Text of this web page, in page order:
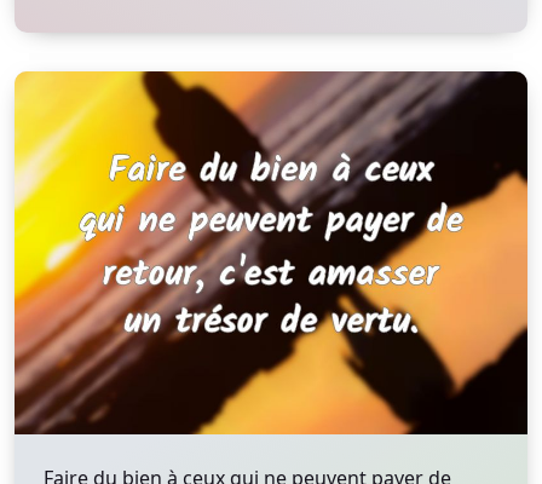
Faire du bien à ceux qui ne peuvent payer de